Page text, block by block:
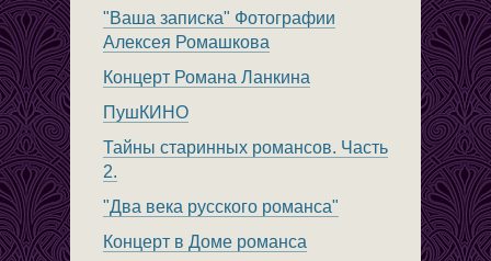
"Ваша записка" Фотографии
Алексея Ромашкова
Концерт Романа Ланкина
ПушКИНО
Тайны старинных романсов. Часть
2.
"Два века русского романса"
Концерт в Доме романса